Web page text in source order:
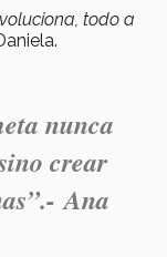
todo a
nunca
crear
Ana